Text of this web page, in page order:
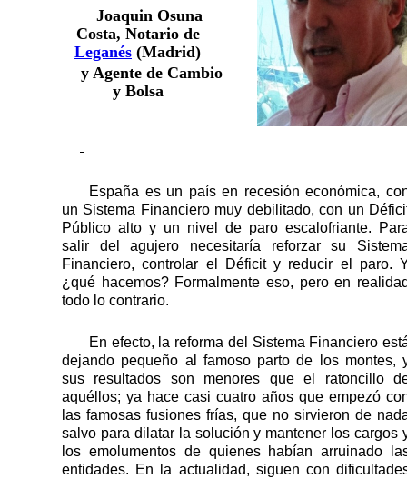
Joaquin Osuna
Costa, Notario de
Leganés (Madrid)
y Agente de Cambio
y Bolsa
España es un país en recesión económica,
un Sistema Financiero muy debilitado, con un
Público alto y un nivel de paro escalofriante.
salir del agujero necesitaría reforzar su
Financiero, controlar el Déficit y reducir el paro.
¿qué hacemos? Formalmente eso, pero en
todo lo contrario.
En efecto, la reforma del Sistema Financiero
dejando pequeño al famoso parto de los montes,
sus resultados son menores que el ratoncillo
aqué llos; ya hace casi cuatro años que empezó
las famosas fusiones frías, que no sirvieron de
salvo para dilatar la solución y mantener los cargos
los emolumentos de quienes habían arruinado
entidades. En la actualidad, siguen con